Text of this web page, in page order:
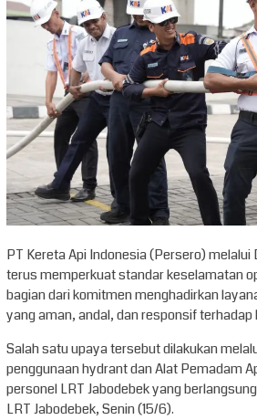
PT Kereta Api Indonesia (Persero) melalui
terus memperkuat standar keselamatan
bagian dari komitmen menghadirkan
yang aman, andal, dan responsif terhadap
Salah satu upaya tersebut dilakukan
penggunaan hydrant dan Alat Pemadam
personel LRT Jabodebek yang
LRT Jabodebek, Senin (15/6).